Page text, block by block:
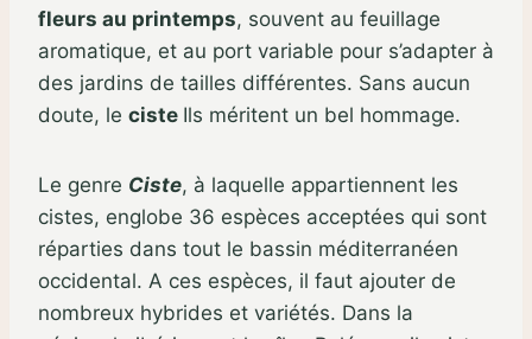
fleurs au printemps, souvent au feuillage
aromatique, et au port variable pour s’adapter à
des jardins de tailles différentes. Sans aucun
doute, le ciste Ils méritent un bel hommage.
Le genre Ciste, à laquelle appartiennent les
cistes, englobe 36 espèces acceptées qui sont
réparties dans tout le bassin méditerranéen
occidental. A ces espèces, il faut ajouter de
nombreux hybrides et variétés. Dans la